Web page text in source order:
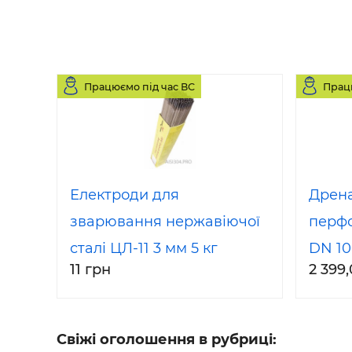
Працюємо під час ВС
Електроди для
зварювання нержавіючої
сталі ЦЛ-11 3 мм 5 кг
11 грн
DN
2
Свіжі оголошення в рубриці: